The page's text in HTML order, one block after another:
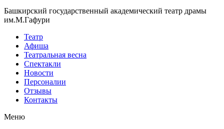
Башкирский государственный академический театр драмы
им.М.Гафури
Театр
Афиша
Театральная весна
Спектакли
Новости
Персоналии
Отзывы
Контакты
Меню